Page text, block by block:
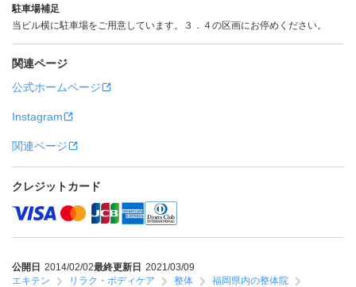
駐車場補足
当ビル横に駐車場をご用意しています。３．４の区画にお停めください。
関連ページ
公式ホームページ
Instagram
関連ページ
クレジットカード
公開日 2014/02/02最終更新日 2021/03/09
エキテン
リラク・ボディケア 整体
福岡県内の整体院